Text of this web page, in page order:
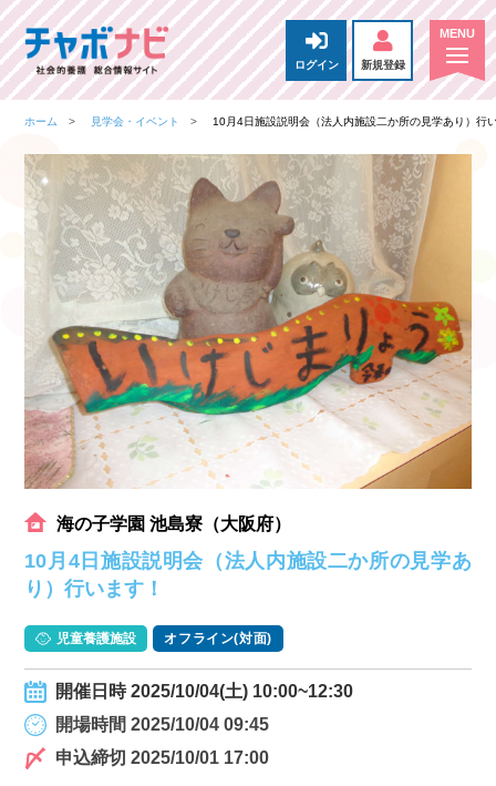
ログイン 新規登録
ホーム 見学会・イベント 10月4日施設説明会（法人内施設二か所の見学あり）行
海の子学園 池島寮（大阪府）
10月4日施設説明会（法人内施設二か所の見学あ
り）行います！
児童養護施設 オフライン(対面)
開催日時 2025/10/04(土) 10:00~12:30
開場時間 2025/10/04 09:45
申込締切 2025/10/01 17:00